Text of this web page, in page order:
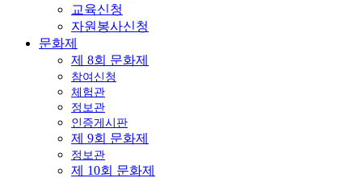
교육신청
자원봉사신청
문화제
제 8회 문화제
참여신청
체험관
정보관
인증게시판
제 9회 문화제
정보관
제 10회 문화제